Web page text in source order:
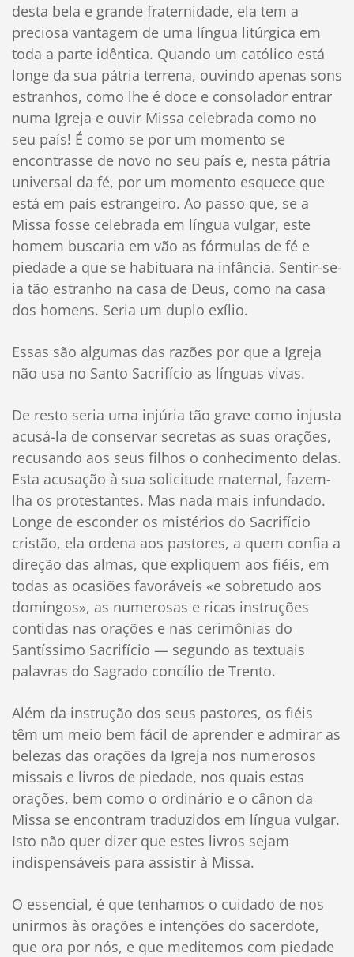
desta bela e grande fraternidade, ela tem a
preciosa vantagem de uma língua litúrgica em
toda a parte idêntica. Quando um católico está
longe da sua pátria terrena, ouvindo apenas sons
estranhos, como lhe é doce e consolador entrar
numa Igreja e ouvir Missa celebrada como no
seu país! É como se por um momento se
encontrasse de novo no seu país e, nesta pátria
universal da fé, por um momento esquece que
está em país estrangeiro. Ao passo que, se a
Missa fosse celebrada em língua vulgar, este
homem buscaria em vão as fórmulas de fé e
piedade a que se habituara na infância. Sentir-se-
ia tão estranho na casa de Deus, como na casa
dos homens. Seria um duplo exílio.
Essas são algumas das razões por que a Igreja
não usa no Santo Sacrifício as línguas vivas.
De resto seria uma injúria tão grave como injusta
acusá-la de conservar secretas as suas orações,
recusando aos seus filhos o conhecimento delas.
Esta acusação à sua solicitude maternal, fazem-
lha os protestantes. Mas nada mais infundado.
Longe de esconder os mistérios do Sacrifício
cristão, ela ordena aos pastores, a quem confia a
direção das almas, que expliquem aos fiéis, em
todas as ocasiões favoráveis «e sobretudo aos
domingos», as numerosas e ricas instruções
contidas nas orações e nas cerimônias do
Santíssimo Sacrifício — segundo as textuais
palavras do Sagrado concílio de Trento.
Além da instrução dos seus pastores, os fiéis
têm um meio bem fácil de aprender e admirar as
belezas das orações da Igreja nos numerosos
missais e livros de piedade, nos quais estas
orações, bem como o ordinário e o cânon da
Missa se encontram traduzidos em língua vulgar.
Isto não quer dizer que estes livros sejam
indispensáveis para assistir à Missa.
O essencial, é que tenhamos o cuidado de nos
unirmos às orações e intenções do sacerdote,
que ora por nós, e que meditemos com piedade